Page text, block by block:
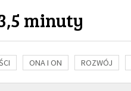
minuty
ONA I ON ROZWÓJ
MĘŻCZYZNA RELIGIE